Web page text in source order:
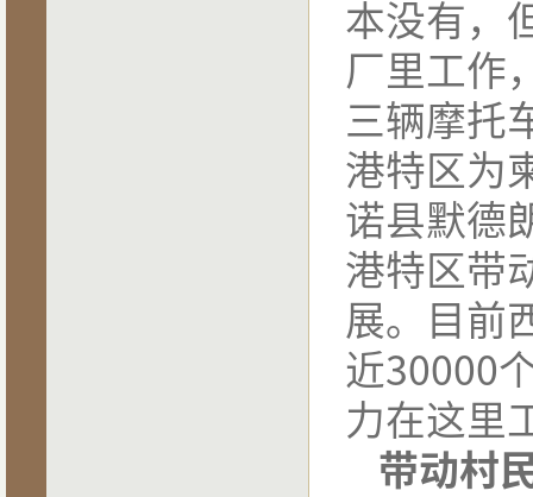
本没有，
厂里工作
三辆摩托
港特区为
诺县默德
港特区带
展。目前
近30000
力在这里
带动村